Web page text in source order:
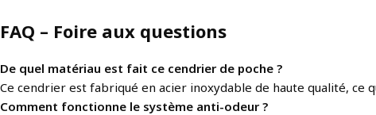
FAQ – Foire aux questions
De quel matériau est fait ce cendrier de poche ?
Ce cendrier est fabriqué en acier inoxydable de haute qualité,
Comment fonctionne le système anti-odeur ?